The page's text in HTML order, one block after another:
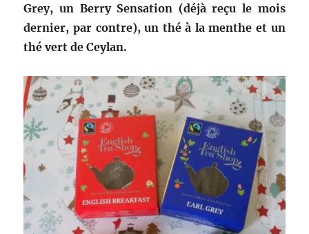
Grey, un Berry Sensation (déjà reçu le mois
dernier, par contre), un thé à la menthe et un
thé vert de Ceylan.